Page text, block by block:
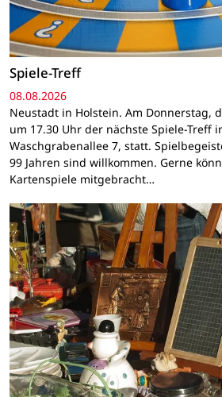
Spiele-Treff
08.08.2026
Neustadt in Holstein. Am Donnerstag,
um 17.30 Uhr der nächste Spiele-Treff
Waschgrabenallee 7, statt.
99 Jahren sind willkommen. Gerne
Kartenspiele mitgebracht…